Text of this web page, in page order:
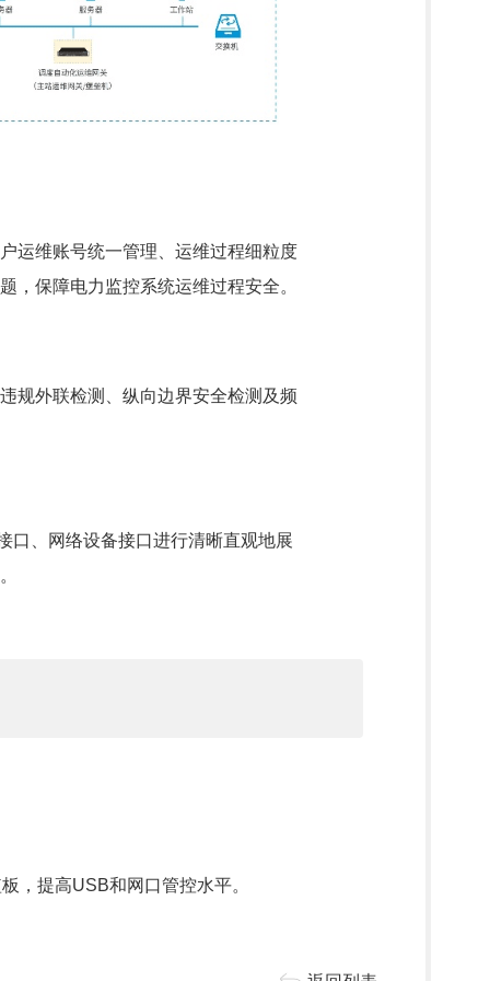
运维账号统一管理、运维过程细粒度
，保障电力监控系统运维过程安全。
规外联检测、纵向边界安全检测及频
口、网络设备接口进行清晰直观地展
，提高USB和网口管控水平。